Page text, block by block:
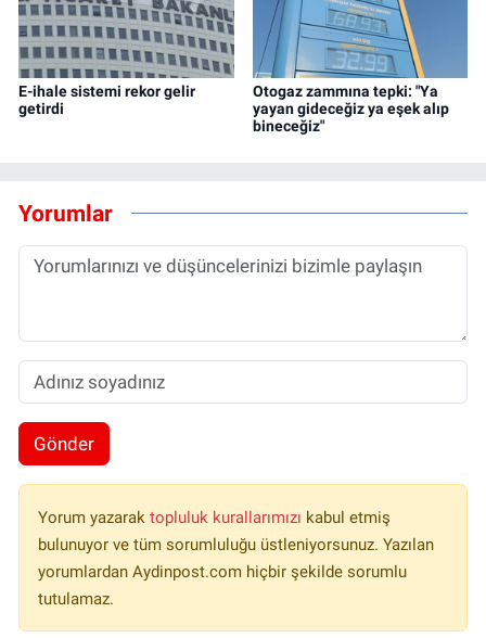
E-ihale sistemi rekor gelir
getirdi
Otogaz zammına tepki: "Ya
yayan gideceğiz ya eşek alıp
bineceğiz"
Yorumlar
Gönder
Yorum yazarak topluluk kurallarımızı kabul etmiş
bulunuyor ve tüm sorumluluğu üstleniyorsunuz. Yazılan
yorumlardan Aydinpost.com hiçbir şekilde sorumlu
tutulamaz.